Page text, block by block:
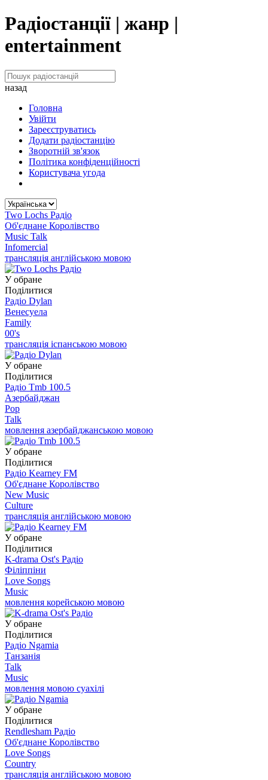
Радіостанції | жанр |
entertainment
назад
Головна
Увійти
Зареєструватись
Додати радіостанцію
Зворотній зв'язок
Політика конфіденційності
Користувача угода
Two Lochs Радіо
Об'єднане Королівство
Music Talk
Infomercial
трансляція англійською мовою
У обране
Поділитися
Радіо Dylan
Венесуела
Family
00's
трансляція іспанською мовою
У обране
Поділитися
Радіо Tmb 100.5
Азербайджан
Pop
Talk
мовлення азербайджанською мовою
У обране
Поділитися
Радіо Kearney FM
Об'єднане Королівство
New Music
Culture
трансляція англійською мовою
У обране
Поділитися
K-drama Ost's Радіо
Філіппіни
Love Songs
Music
мовлення корейською мовою
У обране
Поділитися
Радіо Ngamia
Танзанія
Talk
Music
мовлення мовою суахілі
У обране
Поділитися
Rendlesham Радіо
Об'єднане Королівство
Love Songs
Country
трансляція англійською мовою